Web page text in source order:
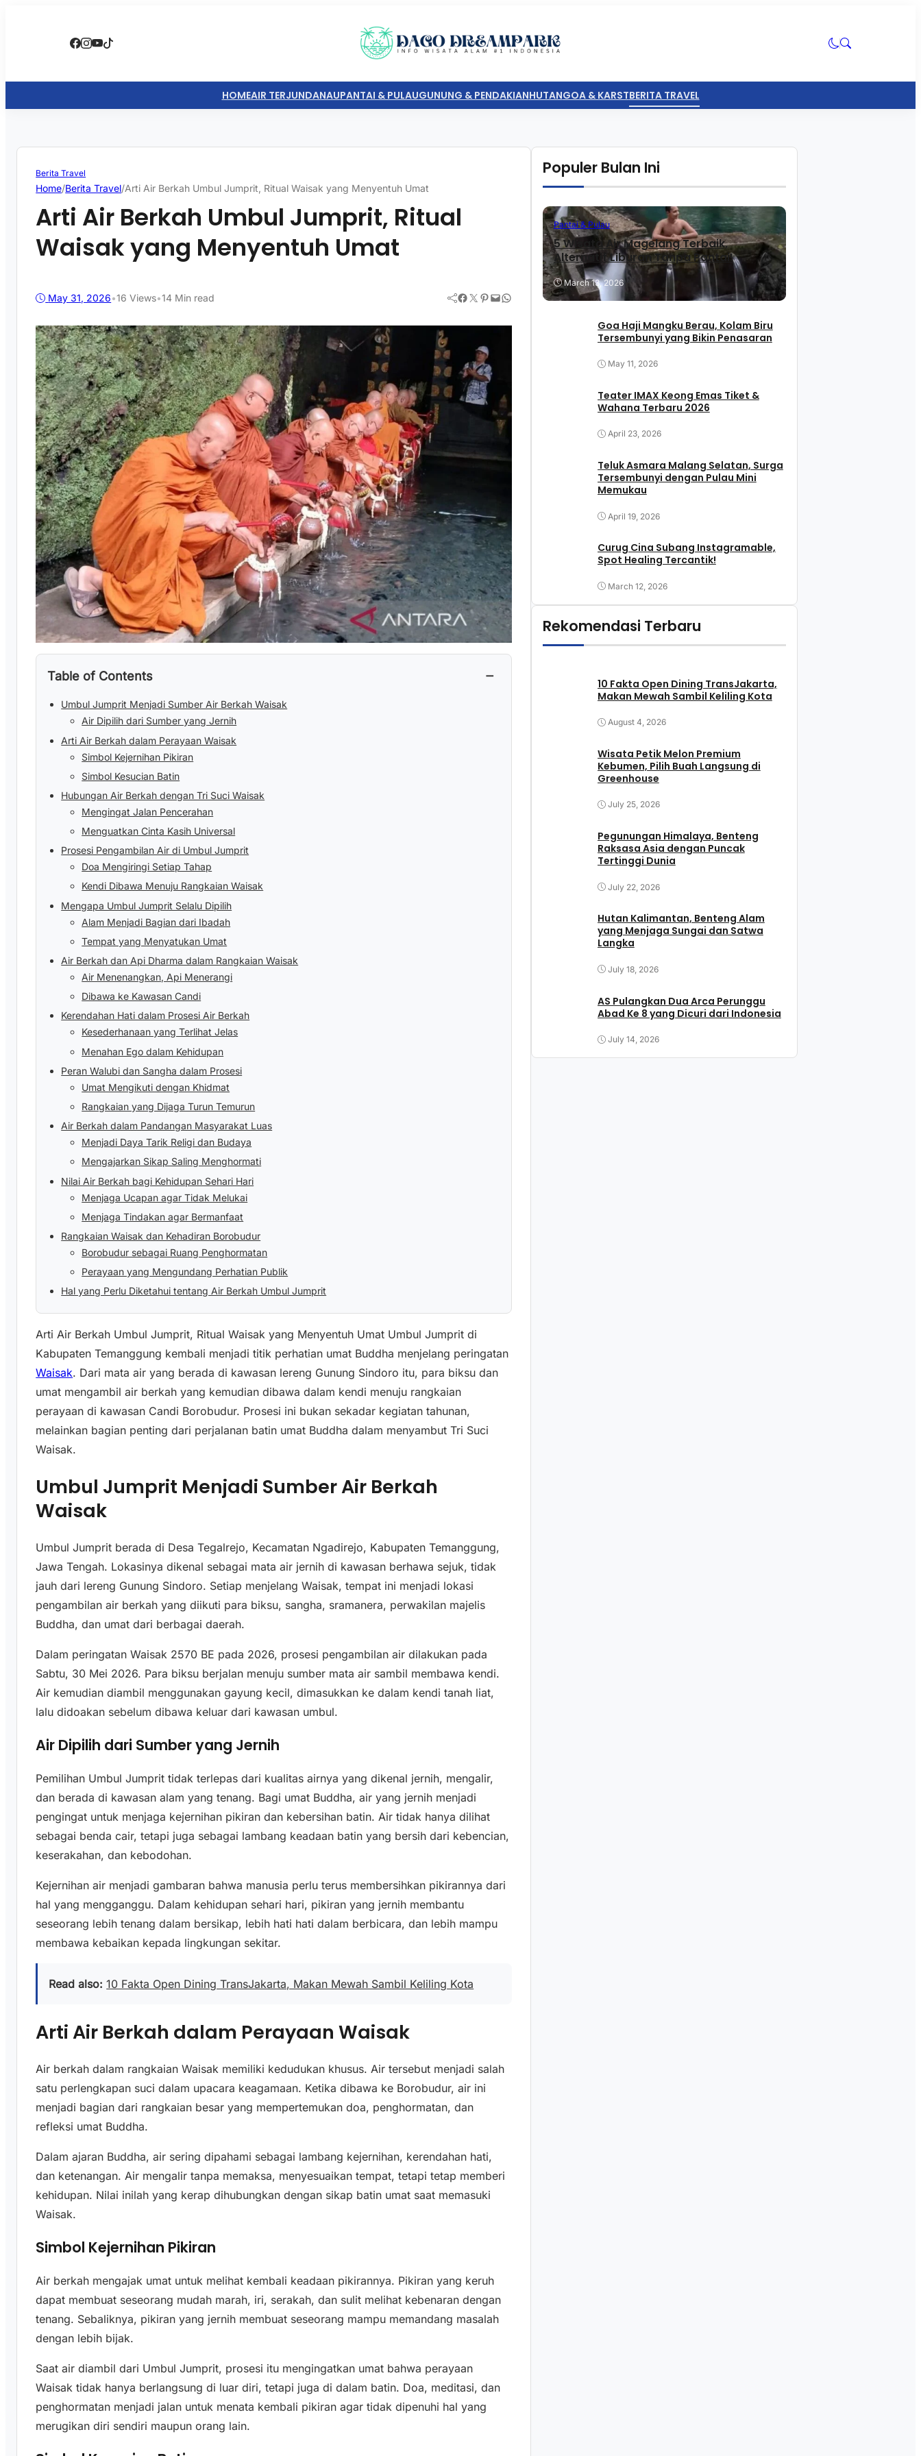
HOMEAIR TERJUNDANAUPANTAI & PULAUGUNUNG & PENDAKIANHUTANGOA & KARSTBERITA TRAVEL
Berita Travel
Home/Berita Travel/Arti Air Berkah Umbul Jumprit, Ritual Waisak yang Menyentuh Umat
Arti Air Berkah Umbul Jumprit, Ritual
Waisak yang Menyentuh Umat
May 31, 2026•16 Views•14 Min read Facebook Twitter Pinterest Mail WhatsApp
Table of Contents −
Umbul Jumprit Menjadi Sumber Air Berkah Waisak
Air Dipilih dari Sumber yang Jernih
Arti Air Berkah dalam Perayaan Waisak
Simbol Kejernihan Pikiran
Simbol Kesucian Batin
Hubungan Air Berkah dengan Tri Suci Waisak
Mengingat Jalan Pencerahan
Menguatkan Cinta Kasih Universal
Prosesi Pengambilan Air di Umbul Jumprit
Doa Mengiringi Setiap Tahap
Kendi Dibawa Menuju Rangkaian Waisak
Mengapa Umbul Jumprit Selalu Dipilih
Alam Menjadi Bagian dari Ibadah
Tempat yang Menyatukan Umat
Air Berkah dan Api Dharma dalam Rangkaian Waisak
Air Menenangkan, Api Menerangi
Dibawa ke Kawasan Candi
Kerendahan Hati dalam Prosesi Air Berkah
Kesederhanaan yang Terlihat Jelas
Menahan Ego dalam Kehidupan
Peran Walubi dan Sangha dalam Prosesi
Umat Mengikuti dengan Khidmat
Rangkaian yang Dijaga Turun Temurun
Air Berkah dalam Pandangan Masyarakat Luas
Menjadi Daya Tarik Religi dan Budaya
Mengajarkan Sikap Saling Menghormati
Nilai Air Berkah bagi Kehidupan Sehari Hari
Menjaga Ucapan agar Tidak Melukai
Menjaga Tindakan agar Bermanfaat
Rangkaian Waisak dan Kehadiran Borobudur
Borobudur sebagai Ruang Penghormatan
Perayaan yang Mengundang Perhatian Publik
Hal yang Perlu Diketahui tentang Air Berkah Umbul Jumprit
Arti Air Berkah Umbul Jumprit, Ritual Waisak yang Menyentuh Umat Umbul Jumprit di
Kabupaten Temanggung kembali menjadi titik perhatian umat Buddha menjelang peringatan
Waisak. Dari mata air yang berada di kawasan lereng Gunung Sindoro itu, para biksu dan
umat mengambil air berkah yang kemudian dibawa dalam kendi menuju rangkaian
perayaan di kawasan Candi Borobudur. Prosesi ini bukan sekadar kegiatan tahunan,
melainkan bagian penting dari perjalanan batin umat Buddha dalam menyambut Tri Suci
Waisak.
Umbul Jumprit Menjadi Sumber Air Berkah
Waisak
Umbul Jumprit berada di Desa Tegalrejo, Kecamatan Ngadirejo, Kabupaten Temanggung,
Jawa Tengah. Lokasinya dikenal sebagai mata air jernih di kawasan berhawa sejuk, tidak
jauh dari lereng Gunung Sindoro. Setiap menjelang Waisak, tempat ini menjadi lokasi
pengambilan air berkah yang diikuti para biksu, sangha, sramanera, perwakilan majelis
Buddha, dan umat dari berbagai daerah.
Dalam peringatan Waisak 2570 BE pada 2026, prosesi pengambilan air dilakukan pada
Sabtu, 30 Mei 2026. Para biksu berjalan menuju sumber mata air sambil membawa kendi.
Air kemudian diambil menggunakan gayung kecil, dimasukkan ke dalam kendi tanah liat,
lalu didoakan sebelum dibawa keluar dari kawasan umbul.
Air Dipilih dari Sumber yang Jernih
Pemilihan Umbul Jumprit tidak terlepas dari kualitas airnya yang dikenal jernih, mengalir,
dan berada di kawasan alam yang tenang. Bagi umat Buddha, air yang jernih menjadi
pengingat untuk menjaga kejernihan pikiran dan kebersihan batin. Air tidak hanya dilihat
sebagai benda cair, tetapi juga sebagai lambang keadaan batin yang bersih dari kebencian,
keserakahan, dan kebodohan.
Kejernihan air menjadi gambaran bahwa manusia perlu terus membersihkan pikirannya dari
hal yang mengganggu. Dalam kehidupan sehari hari, pikiran yang jernih membantu
seseorang lebih tenang dalam bersikap, lebih hati hati dalam berbicara, dan lebih mampu
membawa kebaikan kepada lingkungan sekitar.
Read also: 10 Fakta Open Dining TransJakarta, Makan Mewah Sambil Keliling Kota
Arti Air Berkah dalam Perayaan Waisak
Air berkah dalam rangkaian Waisak memiliki kedudukan khusus. Air tersebut menjadi salah
satu perlengkapan suci dalam upacara keagamaan. Ketika dibawa ke Borobudur, air ini
menjadi bagian dari rangkaian besar yang mempertemukan doa, penghormatan, dan
refleksi umat Buddha.
Dalam ajaran Buddha, air sering dipahami sebagai lambang kejernihan, kerendahan hati,
dan ketenangan. Air mengalir tanpa memaksa, menyesuaikan tempat, tetapi tetap memberi
kehidupan. Nilai inilah yang kerap dihubungkan dengan sikap batin umat saat memasuki
Waisak.
Simbol Kejernihan Pikiran
Air berkah mengajak umat untuk melihat kembali keadaan pikirannya. Pikiran yang keruh
dapat membuat seseorang mudah marah, iri, serakah, dan sulit melihat kebenaran dengan
tenang. Sebaliknya, pikiran yang jernih membuat seseorang mampu memandang masalah
dengan lebih bijak.
Saat air diambil dari Umbul Jumprit, prosesi itu mengingatkan umat bahwa perayaan
Waisak tidak hanya berlangsung di luar diri, tetapi juga di dalam batin. Doa, meditasi, dan
penghormatan menjadi jalan untuk menata kembali pikiran agar tidak dipenuhi hal yang
merugikan diri sendiri maupun orang lain.
Populer Bulan Ini
Pantai & Pulau
5 Wisata Air Magelang Terbaik,
Alternatif Liburan Tanpa Pantai!
March 13, 2026
Goa Haji Mangku Berau, Kolam Biru
Tersembunyi yang Bikin Penasaran
May 11, 2026
Teater IMAX Keong Emas Tiket &
Wahana Terbaru 2026
April 23, 2026
Teluk Asmara Malang Selatan, Surga
Tersembunyi dengan Pulau Mini
Memukau
April 19, 2026
Curug Cina Subang Instagramable,
Spot Healing Tercantik!
March 12, 2026
Rekomendasi Terbaru
10 Fakta Open Dining TransJakarta,
Makan Mewah Sambil Keliling Kota
August 4, 2026
Wisata Petik Melon Premium
Kebumen, Pilih Buah Langsung di
Greenhouse
July 25, 2026
Pegunungan Himalaya, Benteng
Raksasa Asia dengan Puncak
Tertinggi Dunia
July 22, 2026
Hutan Kalimantan, Benteng Alam
yang Menjaga Sungai dan Satwa
Langka
July 18, 2026
AS Pulangkan Dua Arca Perunggu
Abad Ke 8 yang Dicuri dari Indonesia
July 14, 2026